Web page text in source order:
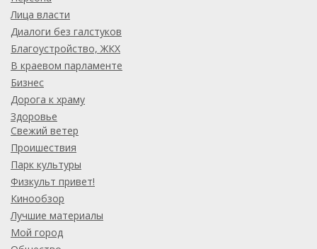
Лица власти
Диалоги без галстуков
Благоустройство, ЖКХ
В краевом парламенте
Бизнес
Дорога к храму
Здоровье
Свежий ветер
Проишествия
Парк культуры
Физкульт привет!
Кинообзор
Лучшие материалы
Мой город